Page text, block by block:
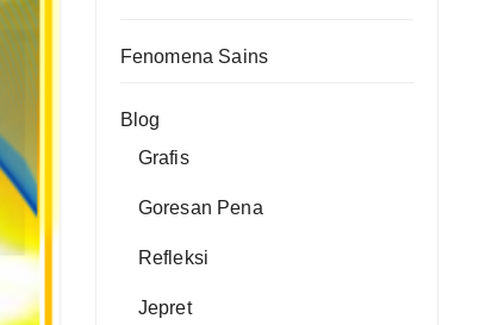
Fenomena Sains
Blog
Grafis
Goresan Pena
Refleksi
Jepret